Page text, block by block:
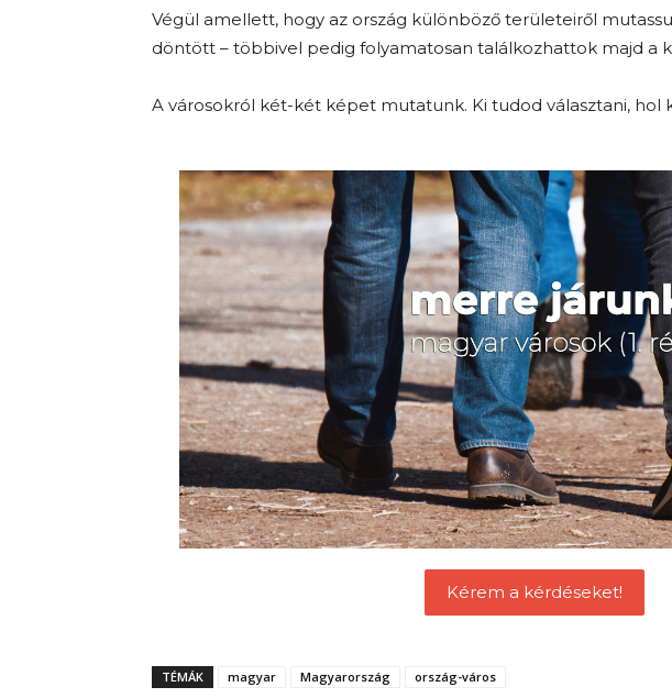
Végül amellett, hogy az ország különböző területeiről
döntött – többivel pedig folyamatosan találkozhattok majd a
A városokról két-két képet mutatunk. Ki tudod választani, hol
Kérem a kérdéseket!
TÉMÁK magyar Magyarország ország-város